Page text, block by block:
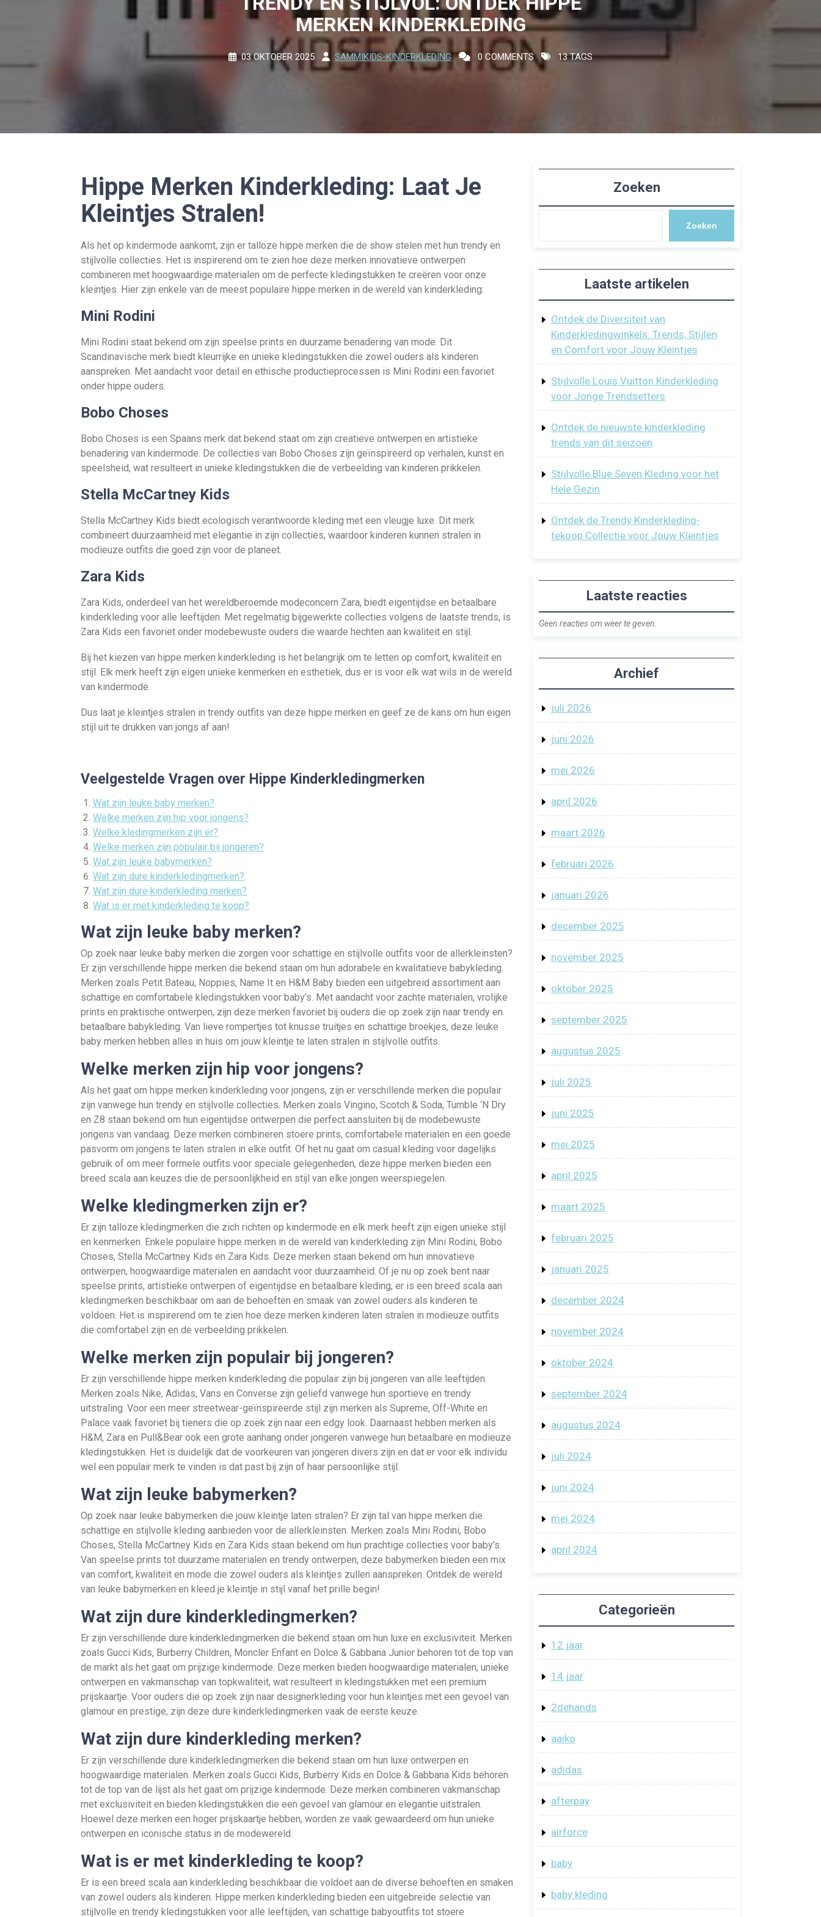
MERKEN KINDERKLEDING
03 OKTOBER 2025 SAMMIKIDS-KINDERKLEDING 0 COMMENTS 13 TAGS
Hippe Merken Kinderkleding: Laat Je
Kleintjes Stralen!
Als het op kindermode aankomt, zijn er talloze hippe merken die de show stelen met hun trendy en
stijlvolle collecties. Het is inspirerend om te zien hoe deze merken innovatieve ontwerpen
combineren met hoogwaardige materialen om de perfecte kledingstukken te creëren voor onze
kleintjes. Hier zijn enkele van de meest populaire hippe merken in de wereld van kinderkleding:
Mini Rodini
Mini Rodini staat bekend om zijn speelse prints en duurzame benadering van mode. Dit
Scandinavische merk biedt kleurrijke en unieke kledingstukken die zowel ouders als kinderen
aanspreken. Met aandacht voor detail en ethische productieprocessen is Mini Rodini een favoriet
onder hippe ouders.
Bobo Choses
Bobo Choses is een Spaans merk dat bekend staat om zijn creatieve ontwerpen en artistieke
benadering van kindermode. De collecties van Bobo Choses zijn geïnspireerd op verhalen, kunst en
speelsheid, wat resulteert in unieke kledingstukken die de verbeelding van kinderen prikkelen.
Stella McCartney Kids
Stella McCartney Kids biedt ecologisch verantwoorde kleding met een vleugje luxe. Dit merk
combineert duurzaamheid met elegantie in zijn collecties, waardoor kinderen kunnen stralen in
modieuze outfits die goed zijn voor de planeet.
Zara Kids
Zara Kids, onderdeel van het wereldberoemde modeconcern Zara, biedt eigentijdse en betaalbare
kinderkleding voor alle leeftijden. Met regelmatig bijgewerkte collecties volgens de laatste trends, is
Zara Kids een favoriet onder modebewuste ouders die waarde hechten aan kwaliteit en stijl.
Bij het kiezen van hippe merken kinderkleding is het belangrijk om te letten op comfort, kwaliteit en
stijl. Elk merk heeft zijn eigen unieke kenmerken en esthetiek, dus er is voor elk wat wils in de wereld
van kindermode.
Dus laat je kleintjes stralen in trendy outfits van deze hippe merken en geef ze de kans om hun eigen
stijl uit te drukken van jongs af aan!
Veelgestelde Vragen over Hippe Kinderkledingmerken
Wat zijn leuke baby merken?
Welke merken zijn hip voor jongens?
Welke kledingmerken zijn er?
Welke merken zijn populair bij jongeren?
Wat zijn leuke babymerken?
Wat zijn dure kinderkledingmerken?
Wat zijn dure kinderkleding merken?
Wat is er met kinderkleding te koop?
Wat zijn leuke baby merken?
Op zoek naar leuke baby merken die zorgen voor schattige en stijlvolle outfits voor de allerkleinsten?
Er zijn verschillende hippe merken die bekend staan om hun adorabele en kwalitatieve babykleding.
Merken zoals Petit Bateau, Noppies, Name It en H&M Baby bieden een uitgebreid assortiment aan
schattige en comfortabele kledingstukken voor baby’s. Met aandacht voor zachte materialen, vrolijke
prints en praktische ontwerpen, zijn deze merken favoriet bij ouders die op zoek zijn naar trendy en
betaalbare babykleding. Van lieve rompertjes tot knusse truitjes en schattige broekjes, deze leuke
baby merken hebben alles in huis om jouw kleintje te laten stralen in stijlvolle outfits.
Welke merken zijn hip voor jongens?
Als het gaat om hippe merken kinderkleding voor jongens, zijn er verschillende merken die populair
zijn vanwege hun trendy en stijlvolle collecties. Merken zoals Vingino, Scotch & Soda, Tumble ‘N Dry
en Z8 staan bekend om hun eigentijdse ontwerpen die perfect aansluiten bij de modebewuste
jongens van vandaag. Deze merken combineren stoere prints, comfortabele materialen en een goede
pasvorm om jongens te laten stralen in elke outfit. Of het nu gaat om casual kleding voor dagelijks
gebruik of om meer formele outfits voor speciale gelegenheden, deze hippe merken bieden een
breed scala aan keuzes die de persoonlijkheid en stijl van elke jongen weerspiegelen.
Welke kledingmerken zijn er?
Er zijn talloze kledingmerken die zich richten op kindermode en elk merk heeft zijn eigen unieke stijl
en kenmerken. Enkele populaire hippe merken in de wereld van kinderkleding zijn Mini Rodini, Bobo
Choses, Stella McCartney Kids en Zara Kids. Deze merken staan bekend om hun innovatieve
ontwerpen, hoogwaardige materialen en aandacht voor duurzaamheid. Of je nu op zoek bent naar
speelse prints, artistieke ontwerpen of eigentijdse en betaalbare kleding, er is een breed scala aan
kledingmerken beschikbaar om aan de behoeften en smaak van zowel ouders als kinderen te
voldoen. Het is inspirerend om te zien hoe deze merken kinderen laten stralen in modieuze outfits
die comfortabel zijn en de verbeelding prikkelen.
Welke merken zijn populair bij jongeren?
Er zijn verschillende hippe merken kinderkleding die populair zijn bij jongeren van alle leeftijden.
Merken zoals Nike, Adidas, Vans en Converse zijn geliefd vanwege hun sportieve en trendy
uitstraling. Voor een meer streetwear-geïnspireerde stijl zijn merken als Supreme, Off-White en
Palace vaak favoriet bij tieners die op zoek zijn naar een edgy look. Daarnaast hebben merken als
H&M, Zara en Pull&Bear ook een grote aanhang onder jongeren vanwege hun betaalbare en modieuze
kledingstukken. Het is duidelijk dat de voorkeuren van jongeren divers zijn en dat er voor elk individu
wel een populair merk te vinden is dat past bij zijn of haar persoonlijke stijl.
Wat zijn leuke babymerken?
Op zoek naar leuke babymerken die jouw kleintje laten stralen? Er zijn tal van hippe merken die
schattige en stijlvolle kleding aanbieden voor de allerkleinsten. Merken zoals Mini Rodini, Bobo
Choses, Stella McCartney Kids en Zara Kids staan bekend om hun prachtige collecties voor baby’s.
Van speelse prints tot duurzame materialen en trendy ontwerpen, deze babymerken bieden een mix
van comfort, kwaliteit en mode die zowel ouders als kleintjes zullen aanspreken. Ontdek de wereld
van leuke babymerken en kleed je kleintje in stijl vanaf het prille begin!
Wat zijn dure kinderkledingmerken?
Er zijn verschillende dure kinderkledingmerken die bekend staan om hun luxe en exclusiviteit. Merken
zoals Gucci Kids, Burberry Children, Moncler Enfant en Dolce & Gabbana Junior behoren tot de top van
de markt als het gaat om prijzige kindermode. Deze merken bieden hoogwaardige materialen, unieke
ontwerpen en vakmanschap van topkwaliteit, wat resulteert in kledingstukken met een premium
prijskaartje. Voor ouders die op zoek zijn naar designerkleding voor hun kleintjes met een gevoel van
glamour en prestige, zijn deze dure kinderkledingmerken vaak de eerste keuze.
Wat zijn dure kinderkleding merken?
Er zijn verschillende dure kinderkledingmerken die bekend staan om hun luxe ontwerpen en
hoogwaardige materialen. Merken zoals Gucci Kids, Burberry Kids en Dolce & Gabbana Kids behoren
tot de top van de lijst als het gaat om prijzige kindermode. Deze merken combineren vakmanschap
met exclusiviteit en bieden kledingstukken die een gevoel van glamour en elegantie uitstralen.
Hoewel deze merken een hoger prijskaartje hebben, worden ze vaak gewaardeerd om hun unieke
ontwerpen en iconische status in de modewereld.
Wat is er met kinderkleding te koop?
Er is een breed scala aan kinderkleding beschikbaar die voldoet aan de diverse behoeften en smaken
van zowel ouders als kinderen. Hippe merken kinderkleding bieden een uitgebreide selectie van
stijlvolle en trendy kledingstukken voor alle leeftijden, van schattige babyoutfits tot stoere
Zoeken
Zoeken
Laatste artikelen
Ontdek de Diversiteit van
Kinderkledingwinkels: Trends, Stijlen
en Comfort voor Jouw Kleintjes
Stijlvolle Louis Vuitton Kinderkleding
voor Jonge Trendsetters
Ontdek de nieuwste kinderkleding
trends van dit seizoen
Stijlvolle Blue Seven Kleding voor het
Hele Gezin
Ontdek de Trendy Kinderkleding-
tekoop Collectie voor Jouw Kleintjes
Laatste reacties
Geen reacties om weer te geven.
Archief
juli 2026
juni 2026
mei 2026
april 2026
maart 2026
februari 2026
januari 2026
december 2025
november 2025
oktober 2025
september 2025
augustus 2025
juli 2025
juni 2025
mei 2025
april 2025
maart 2025
februari 2025
januari 2025
december 2024
november 2024
oktober 2024
september 2024
augustus 2024
juli 2024
juni 2024
mei 2024
april 2024
Categorieën
12 jaar
14 jaar
2dehands
aaiko
adidas
afterpay
airforce
baby
baby kleding